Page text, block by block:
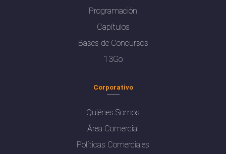
Programación
Capítulos
Bases de Concursos
13Go
Corporativo
Quiénes Somos
Área Comercial
Políticas Comerciales